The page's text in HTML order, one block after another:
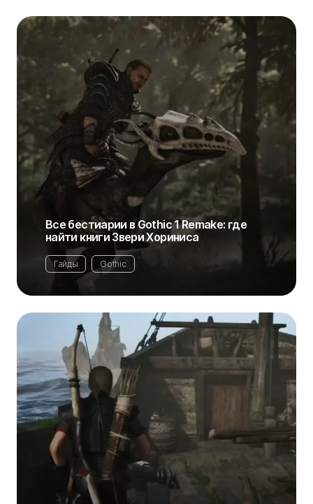
Все бестиарии в Gothic 1 Remake: где
найти книги Звери Хориниса
Гайды Gothic